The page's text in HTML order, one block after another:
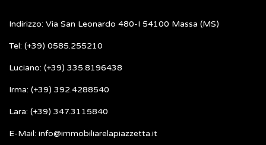
Indirizzo: Via San Leonardo 480-I 54100 Massa (MS)
Tel: (+39) 0585.255210
Luciano: (+39) 335.8196438
Irma: (+39) 392.4288540
Lara: (+39) 347.3115840
E-Mail: info@immobiliarelapiazzetta.it